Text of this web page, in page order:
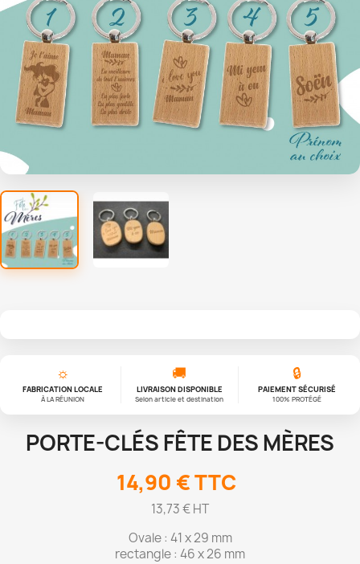
☼
FABRICATION LOCALE
À LA RÉUNION
🚚
LIVRAISON DISPONIBLE
Selon article et destination
🔒
PAIEMENT SÉCURISÉ
100% PROTÉGÉ
PORTE-CLÉS FÊTE DES MÈRES
14,90 €TTC
13,73 € HT
Ovale : 41 x 29 mm
rectangle : 46 x 26 mm